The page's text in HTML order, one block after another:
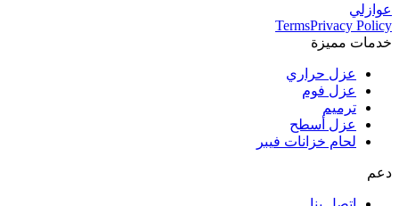
عوازلي
TermsPrivacy Policy
خدمات مميزة
عزل حراري
عزل فوم
ترميم
عزل أسطح
لحام خزانات فيبر
دعم